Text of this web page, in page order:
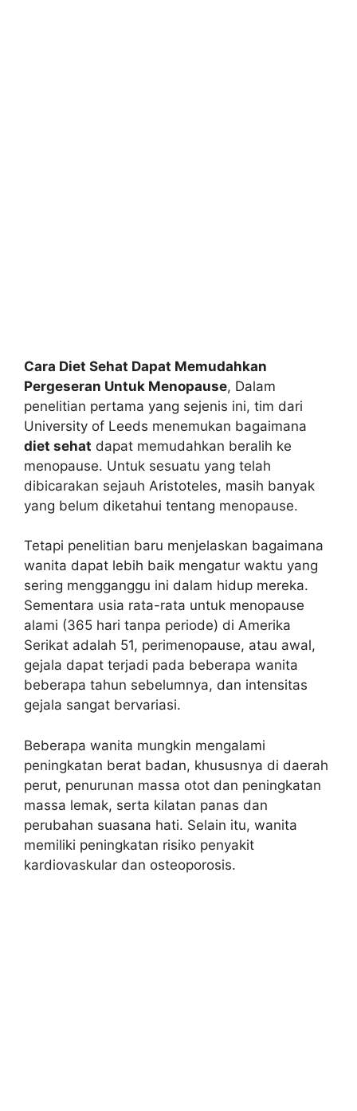
Cara Diet Sehat Dapat Memudahkan
Pergeseran Untuk Menopause, Dalam
penelitian pertama yang sejenis ini, tim dari
University of Leeds menemukan bagaimana
diet sehat dapat memudahkan beralih ke
menopause. Untuk sesuatu yang telah
dibicarakan sejauh Aristoteles, masih banyak
yang belum diketahui tentang menopause.
Tetapi penelitian baru menjelaskan bagaimana
wanita dapat lebih baik mengatur waktu yang
sering mengganggu ini dalam hidup mereka.
Sementara usia rata-rata untuk menopause
alami (365 hari tanpa periode) di Amerika
Serikat adalah 51, perimenopause, atau awal,
gejala dapat terjadi pada beberapa wanita
beberapa tahun sebelumnya, dan intensitas
gejala sangat bervariasi.
Beberapa wanita mungkin mengalami
peningkatan berat badan, khususnya di daerah
perut, penurunan massa otot dan peningkatan
massa lemak, serta kilatan panas dan
perubahan suasana hati. Selain itu, wanita
memiliki peningkatan risiko penyakit
kardiovaskular dan osteoporosis.